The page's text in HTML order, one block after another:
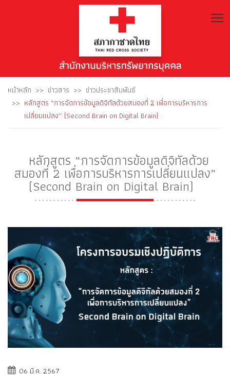
หน้าหลัก ข่าวสาร
ข่าวประชาสัมพันธ์
หลักสูตร “การจัดการข้อมูลดิจิทัลด้วยสมองที่ 2 เพื่อการบริหารการ
เปลี่ยนแปลง” (Second Brain on Digital Brain)
หลักสูตร “การจัดการข้อมูลดิจิทัลด้วย
สมองที่ 2 เพื่อการบริหารการเปลี่ยนแปลง”
(Second Brain on Digital Brain)
06 มี.ค. 2567